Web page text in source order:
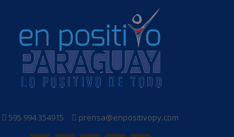
595 994 354915 prensa@enpositivopy.com